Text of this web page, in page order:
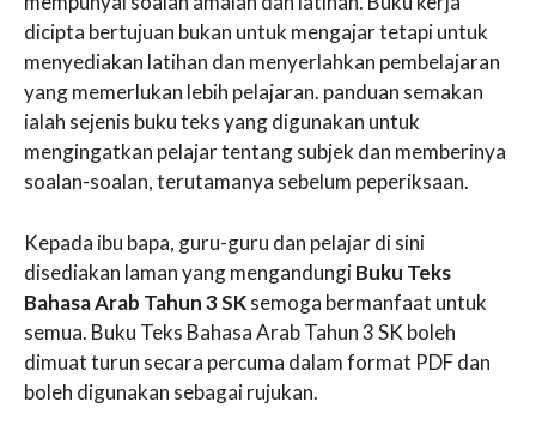
dicipta bertujuan bukan untuk mengajar tetapi untuk
menyediakan latihan dan menyerlahkan pembelajaran
yang memerlukan lebih pelajaran. panduan semakan
ialah sejenis buku teks yang digunakan untuk
mengingatkan pelajar tentang subjek dan memberinya
soalan-soalan, terutamanya sebelum peperiksaan.
Kepada ibu bapa, guru-guru dan pelajar di sini
disediakan laman yang mengandungiBuku Teks
Bahasa Arab Tahun 3 SKsemoga bermanfaat untuk
semua. Buku Teks Bahasa Arab Tahun 3 SK boleh
dimuat turun secara percuma dalam format PDF dan
boleh digunakan sebagai rujukan.